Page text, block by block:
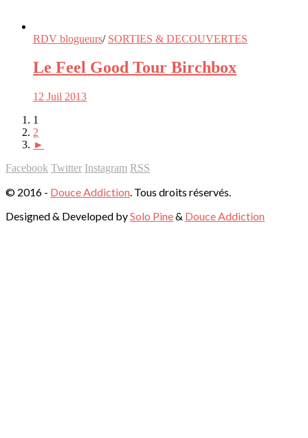
RDV blogueurs/ SORTIES & DECOUVERTES
Le Feel Good Tour Birchbox
12 Juil 2013
1
2
►
Facebook Twitter Instagram RSS
© 2016 - Douce Addiction. Tous droits réservés.
Designed & Developed bySolo Pine& Douce Addiction